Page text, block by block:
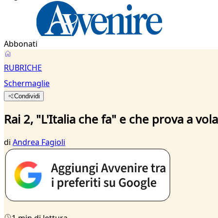
Abbonati
RUBRICHE
Schermaglie
Condividi
Rai 2, "L'Italia che fa" e che prova a
di Andrea Fagioli